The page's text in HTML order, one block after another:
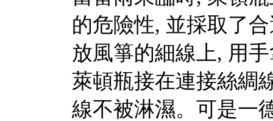
的危險性, 並採取了
放風箏的細線上, 用
萊頓瓶接在連接絲綢
線不被淋濕。可是一